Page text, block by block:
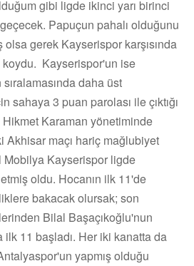
gibi ligde ikinci yarı birinci
Papuçun pahalı olduğunu
gerek Kayserispor karşısında
Kayserispor'un ise
daha üst
sahaya 3 puan parolası ile çıktığı
Karaman yönetiminde
Akhisar maçı hariç mağlubiyet
Kayserispor ligde
oldu. Hocanın ilk 11'de
bakacak olursak; son
Bilal Başaçıkoğlu'nun
ilk 11 başladı. Her iki kanatta da
yapmış olduğu